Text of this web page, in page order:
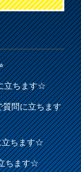
立ちます☆
問に立ちます
立ちます☆
ちます☆